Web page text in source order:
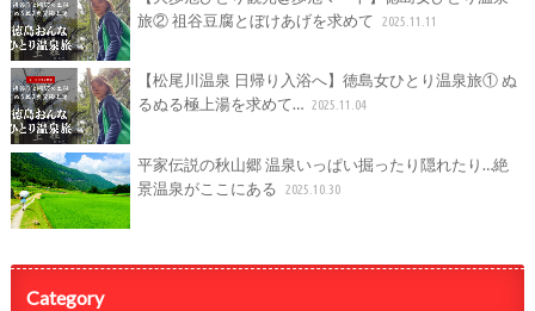
旅② 祖谷豆腐とぼけあげを求めて
2025.11.11
【松尾川温泉 日帰り入浴へ】徳島女ひとり温泉旅① ぬ
るぬる極上湯を求めて… 2025.11.04
平家伝説の秋山郷 温泉いっぱい掘ったり隠れたり…絶
景温泉がここにある
2025.10.30
Category